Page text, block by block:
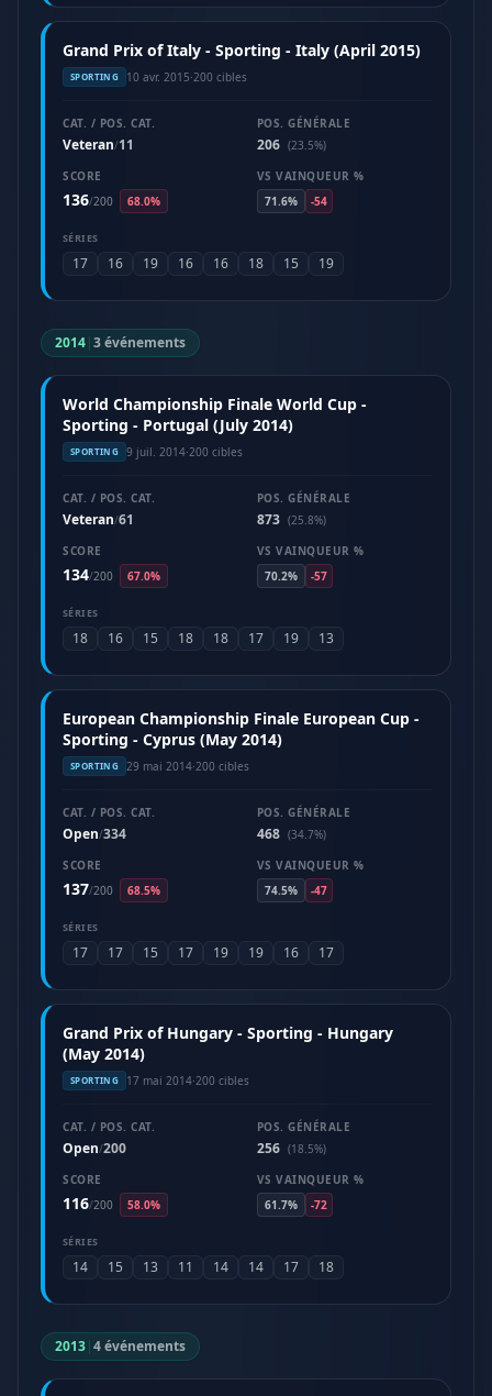
Grand Prix of Italy - Sporting - Italy (April 2015)
SPORTING 10 avr. 2015·200 cibles
CAT. / POS. CAT.
Veteran/11
POS. GÉNÉRALE
206 (23.5%)
SCORE
136/200 68.0%
VS VAINQUEUR %
71.6%
-54
SÉRIES
17 16 19 16 16 18 15 19
2014|3 événements
World Championship Finale World Cup -
Sporting - Portugal (July 2014)
SPORTING 9 juil. 2014·200 cibles
CAT. / POS. CAT.
Veteran/61
POS. GÉNÉRALE
873 (25.8%)
SCORE
134/200 67.0%
VS VAINQUEUR %
70.2%
-57
SÉRIES
18 16 15 18 18 17 19 13
European Championship Finale European Cup -
Sporting - Cyprus (May 2014)
SPORTING 29 mai 2014·200 cibles
CAT. / POS. CAT.
Open/334
POS. GÉNÉRALE
468 (34.7%)
SCORE
137/200 68.5%
VS VAINQUEUR %
74.5%
-47
SÉRIES
17 17 15 17 19 19 16 17
Grand Prix of Hungary - Sporting - Hungary
(May 2014)
SPORTING 17 mai 2014·200 cibles
CAT. / POS. CAT.
Open/200
POS. GÉNÉRALE
256 (18.5%)
SCORE
116/200 58.0%
VS VAINQUEUR %
61.7%
-72
SÉRIES
14 15 13 11 14 14 17 18
2013|4 événements